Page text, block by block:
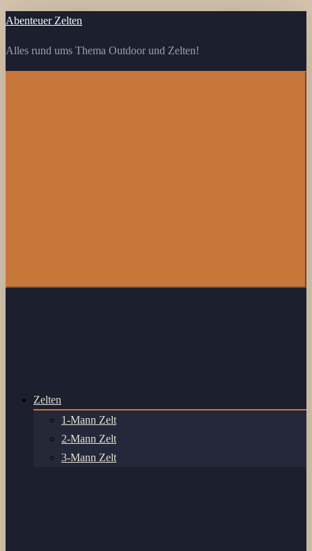
Zum
springen
Abenteuer Zelten
Alles rund ums Thema Outdoor und Zelten!
Zelten
1-Mann Zelt
2-Mann Zelt
3-Mann Zelt